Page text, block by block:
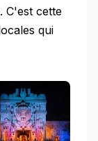
C'est cette
qui